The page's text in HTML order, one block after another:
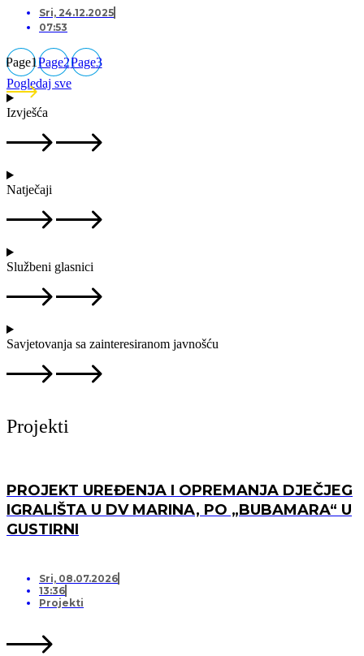
Sri, 24.12.2025
07:53
Page1Page2Page3
Pogledaj sve
Izvješća
Natječaji
Službeni glasnici
Savjetovanja sa zainteresiranom javnošću
Projekti
PROJEKT UREĐENJA I OPREMANJA DJEČJEG
IGRALIŠTA U DV MARINA, PO „BUBAMARA“ U
GUSTIRNI
Sri, 08.07.2026
13:36
Projekti